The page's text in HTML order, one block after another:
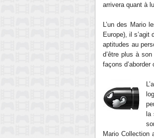
arrivera quant à
L’un des Mario
Europe), il s’agit
aptitudes au
d’être plus à
façons
la
Mario Collection